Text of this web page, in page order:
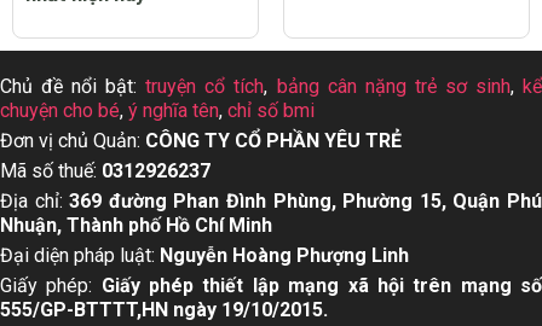
Chủ đề nổi bật:truyện cổ tích, bảng cân nặng trẻ sơ sinh, kể
chuyện cho bé, ý nghĩa tên, chỉ số bmi
Đơn vị chủ Quản: CÔNG TY CỔ PHẦN YÊU TRẺ
Mã số thuế: 0312926237
Địa chỉ:369 đường Phan Đình Phùng, Phường 15, Quận Phú
Nhuận, Thành phố Hồ Chí Minh
Đại diện pháp luật: Nguyễn Hoàng Phượng Linh
Giấy phép: Giấy phép thiết lập mạng xã hội trên mạng số
555/GP-BTTTT,HN ngày 19/10/2015.